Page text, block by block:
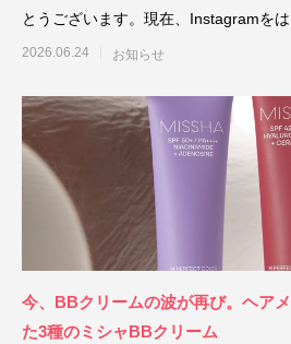
とうございます。現在、Instagramを
2026.06.24 お知らせ
今、BBクリームの波が再び。ヘア
た3種のミシャBBクリーム